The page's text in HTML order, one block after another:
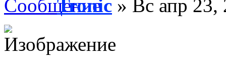
Tronic » Вс апр 23,